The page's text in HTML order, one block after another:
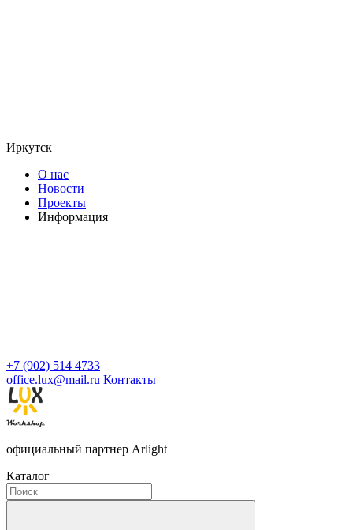
Иркутск
О нас
Новости
Проекты
Информация
+7 (902) 514 4733
office.lux@mail.ru Контакты
официальный партнер Arlight
Каталог